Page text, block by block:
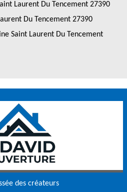
Laurent Du Tencement 27390
Du Tencement 27390
Saint Laurent Du Tencement
des créateurs